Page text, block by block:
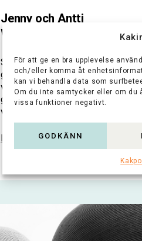
För att ge en bra upplevelse
och/eller komma åt
kan vi behandla data som
Om du inte samtycker eller om du
vissa funktioner negativt.
GODKÄNN
Jenny och Antti
Wihuris stiftelse
Stiftelsen bygger upp
grunderna för ett
välmående samhälle
genom att möjliggöra
vetenskap, konst och...
Lue koko artikkeli >